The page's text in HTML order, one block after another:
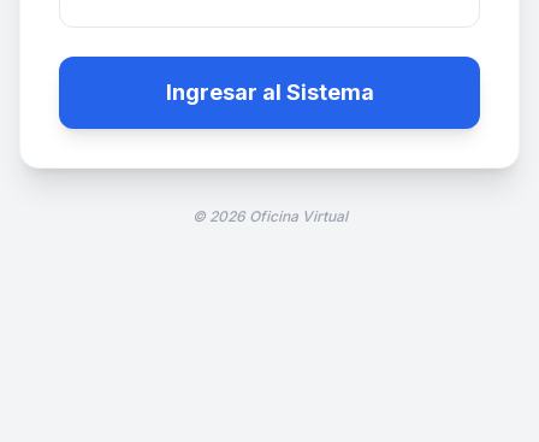
Ingresar al Sistema
© 2026 Oficina Virtual